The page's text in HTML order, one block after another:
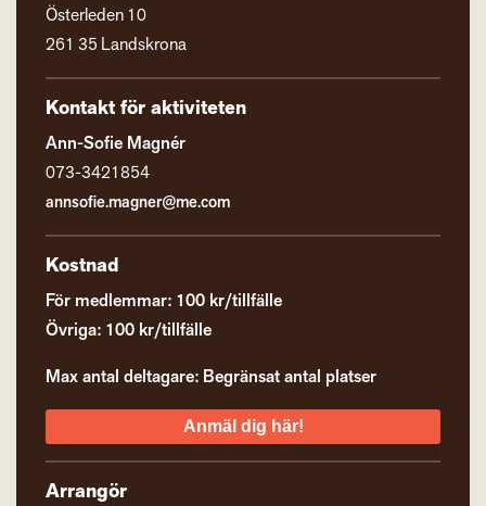
Österleden 10
261 35 Landskrona
Kontakt för aktiviteten
Ann-Sofie Magnér
073-3421854
annsofie.magner@me.com
Kostnad
För medlemmar: 100 kr/tillfälle
Övriga: 100 kr/tillfälle
Max antal deltagare: Begränsat antal platser
Anmäl dig här!
Arrangör